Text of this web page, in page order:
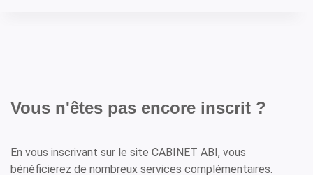
Vous n'êtes pas encore inscrit ?
En vous inscrivant sur le site CABINET ABI, vous
bénéficierez de nombreux services complémentaires.